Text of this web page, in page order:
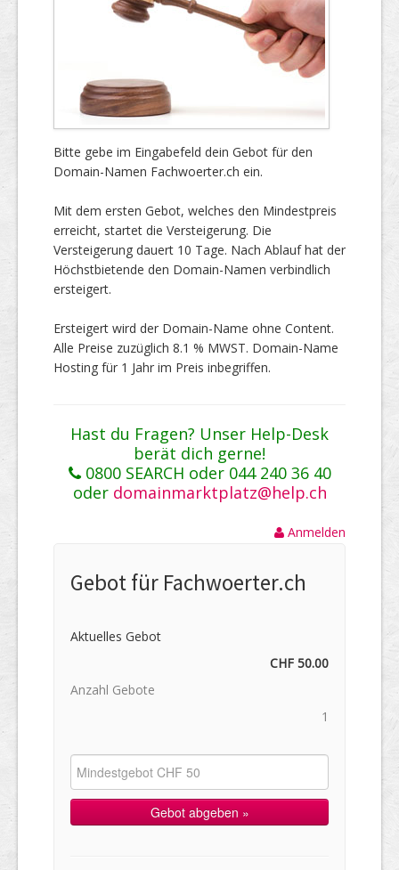
Bitte gebe im Eingabefeld dein Gebot für den
Domain-Namen Fachwoerter.ch ein.
Mit dem ersten Gebot, welches den Mindestpreis
erreicht, startet die Versteigerung. Die
Versteigerung dauert 10 Tage. Nach Ablauf hat der
Höchstbietende den Domain-Namen verbindlich
ersteigert.
Ersteigert wird der Domain-Name ohne Content.
Alle Preise zuzüglich 8.1 % MWST. Domain-Name
Hosting für 1 Jahr im Preis inbegriffen.
Hast du Fragen? Unser Help-Desk
berät dich gerne!
0800 SEARCH oder 044 240 36 40
oder domainmarktplatz@help.ch
Anmelden
Gebot für Fachwoerter.ch
Aktuelles Gebot
CHF 50.00
Anzahl Gebote
1